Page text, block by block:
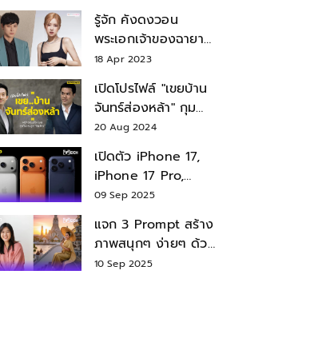
สมช.-เลขาฯ
รมว.กลาโหม
รู้จัก คังดงวอน
พระเอกเจ้าของฉายา
สมบัติแห่งชาติ หลังมี
18 Apr 2023
เปิดโปรไฟล์ "เขยบ้าน
จันทร์ส่องหล้า" กุม
บังเหียนธุรกิจตระกูล
"ชินวัตร"
20 Aug 2024
เปิดตัว iPhone 17,
iPhone 17 Pro,
iPhone 17 Air สเปค
09 Sep 2025
แจก 3 Prompt สร้าง
ภาพสนุกๆ ง่ายๆ ด้วย
Nano Banana ใน
10 Sep 2025